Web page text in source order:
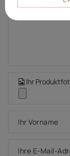
Ihr
Ihr Vorname
Ihre E-Mail-